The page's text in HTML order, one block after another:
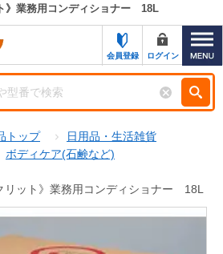
覧
ペーン一覧
ルプ
の印刷
》業務用コンディショナー 18L
会員登録 ログイン
トップ
日用品・生活雑貨
ボディケア(石鹸など)
リット》業務用コンディショナー 18L